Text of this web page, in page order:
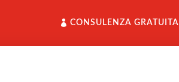
CONSULENZA GRATUITA